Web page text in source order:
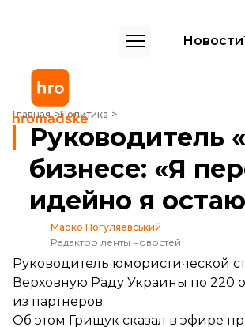
Новости
Главная Политика
Руководитель «Мамахохотала» о своем
Руководитель
бизнесе: «Я
идейно я
Марко Погуляевський
Редактор ленты новостей
Руководитель юмористической
Верховную Раду Украины по 220
из партнеров.
Об этом Грищук сказал в эфире